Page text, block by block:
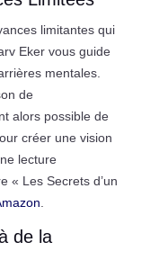
limitantes qui
Eker vous guide
mentales.
de
alors possible de
créer une vision
lecture
« Les Secrets d’un
de la